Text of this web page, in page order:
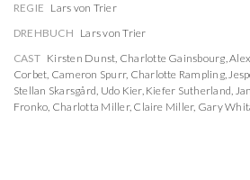
REGIE Lars von Trier
DREHBUCH Lars von Trier
CAST Kirsten Dunst, Charlotte Gainsbourg,
Corbet, Cameron Spurr, Charlotte Rampling,
Stellan Skarsgård, Udo Kier, Kiefer Sutherland,
Fronko, Charlotta Miller, Claire Miller, Gary